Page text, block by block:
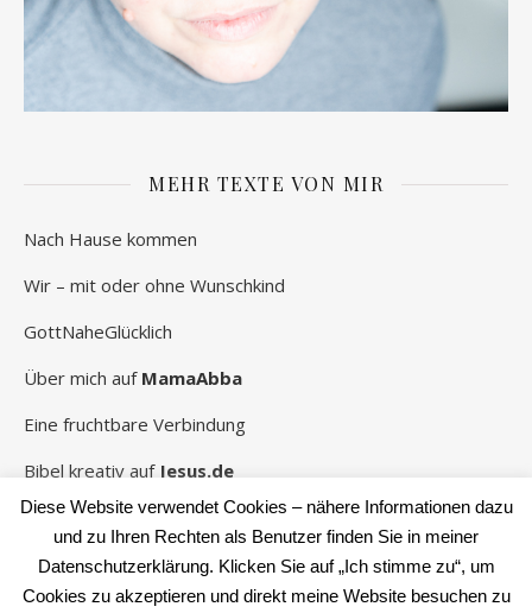
MEHR TEXTE VON MIR
Nach Hause kommen
Wir – mit oder ohne Wunschkind
GottNaheGlücklich
Über mich auf MamaAbba
Eine fruchtbare Verbindung
Bibel kreativ auf Jesus.de
2026 Rebekka Schwaneberg ©
Diese Website verwendet Cookies – nähere Informationen dazu
und zu Ihren Rechten als Benutzer finden Sie in meiner
Datenschutzerklärung. Klicken Sie auf „Ich stimme zu“, um
Cookies zu akzeptieren und direkt meine Website besuchen zu